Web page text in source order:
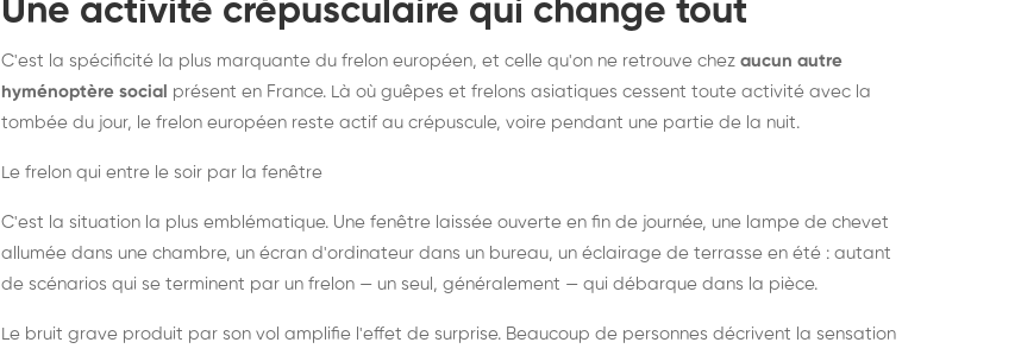
Une activité crépusculaire qui change tout
C'est la spécificité la plus marquante du frelon européen, et celle qu'on ne retrouve chez aucun autre
hyménoptère social présent en France. Là où guêpes et frelons asiatiques cessent toute activité avec la
tombée du jour, le frelon européen reste actif au crépuscule, voire pendant une partie de la nuit.
Le frelon qui entre le soir par la fenêtre
C'est la situation la plus emblématique. Une fenêtre laissée ouverte en fin de journée, une lampe de chevet
allumée dans une chambre, un écran d'ordinateur dans un bureau, un éclairage de terrasse en été : autant
de scénarios qui se terminent par un frelon — un seul, généralement — qui débarque dans la pièce.
Le bruit grave produit par son vol amplifie l'effet de surprise. Beaucoup de personnes décrivent la sensation